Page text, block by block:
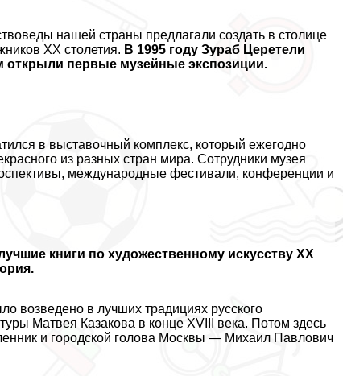
нашей страны предлагали создать в столице
XX столетия. В 1995 году Зураб Церетели
открыли первые музейные экспозиции.
в выставочный комплекс, который ежегодно
из разных стран мира. Сотрудники музея
международные фестивали, конференции и
книги по художественному искусству XX
возведено в лучших традициях русского
Матвея Казакова в конце XVIII века. Потом здесь
и городской голова Москвы — Михаил Павлович